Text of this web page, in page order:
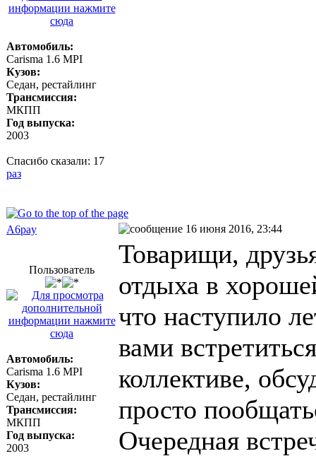
Автомобиль:
Carisma 1.6 MPI
Кузов:
Седан, рестайлинг
Трансмиссия:
МКПП
Год выпуска:
2003
Спасибо сказали: 17
раз
A6pay 16 июня 2016, 23:44
Пользователь
Автомобиль:
Carisma 1.6 MPI
Кузов:
Седан, рестайлинг
Трансмиссия:
МКПП
Год выпуска:
2003
Товарищи,
отдыха в
что наступило
вами
коллективе,
просто
Очередная